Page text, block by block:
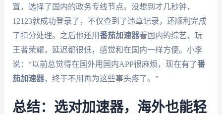
置，选择了国内的政务专线节点。没想到才几秒钟，
12123就成功登录了，不仅查到了违章记录，还顺利完成
了扣分处理。之后他还用番茄加速器看国内的综艺，玩
王者荣耀，延迟都很低，感觉和在国内一样方便。小李
说：“以前总觉得在国外用国内APP很麻烦，现在有了番
茄加速器，终于不用再为这些事头疼了。”
总结：选对加速器，海外也能轻